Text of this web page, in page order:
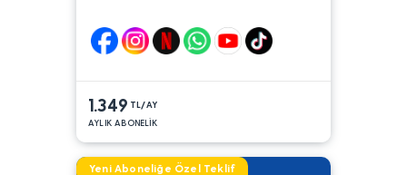
1.349 TL/AY
AYLIK ABONELİK
Yeni Aboneliğe Özel Teklif